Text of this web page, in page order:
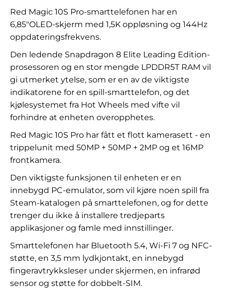
Red Magic 10S Pro-smarttelefonen har en
6,85″OLED-skjerm med 1,5K oppløsning og 144Hz
oppdateringsfrekvens.
Den ledende Snapdragon 8 Elite Leading Edition-
prosessoren og en stor mengde LPDDR5T RAM vil
gi utmerket ytelse, som er en av de viktigste
indikatorene for en spill-smarttelefon, og det
kjølesystemet fra Hot Wheels med vifte vil
forhindre at enheten overopphetes.
Red Magic 10S Pro har fått et flott kamerasett - en
trippelunit med 50MP + 50MP + 2MP og et 16MP
frontkamera.
Den viktigste funksjonen til enheten er en
innebygd PC-emulator, som vil kjøre noen spill fra
Steam-katalogen på smarttelefonen, og for dette
trenger du ikke å installere tredjeparts
applikasjoner og famle med innstillinger.
Smarttelefonen har Bluetooth 5.4, Wi-Fi 7 og NFC-
støtte, en 3,5 mm lydkjontakt, en innebygd
fingeravtrykksleser under skjermen, en infrarød
sensor og støtte for dobbelt-SIM.